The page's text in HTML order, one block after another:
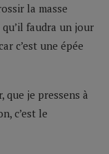
la masse
faudra un jour
c’est une épée
que je pressens à
c’est le